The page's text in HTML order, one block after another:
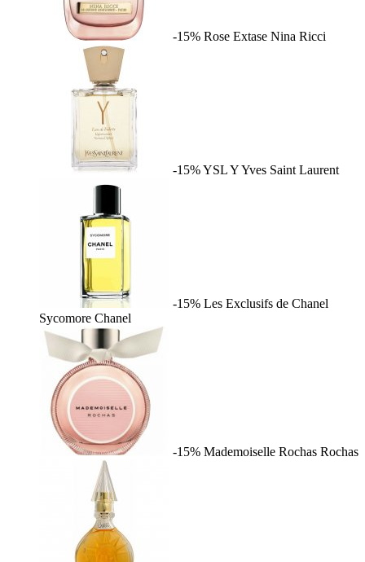
-15% Rose Extase Nina Ricci
-15%YSL YYves Saint Laurent
-15% Les Exclusifs de Chanel
Sycomore Chanel
-15% Mademoiselle Rochas Rochas